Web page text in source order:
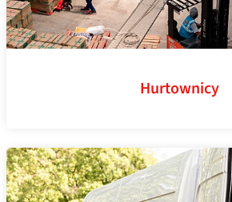
Hurtownicy